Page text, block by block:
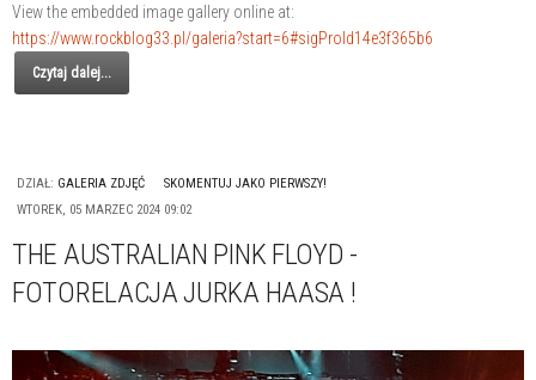
View the embedded image gallery online at:
https://www.rockblog33.pl/galeria?start=6#sigProId14e3f365b6
Czytaj dalej...
DZIAŁ: GALERIA ZDJĘĆ
SKOMENTUJ JAKO PIERWSZY!
WTOREK, 05 MARZEC 2024 09:02
THE AUSTRALIAN PINK FLOYD -
FOTORELACJA JURKA HAASA !